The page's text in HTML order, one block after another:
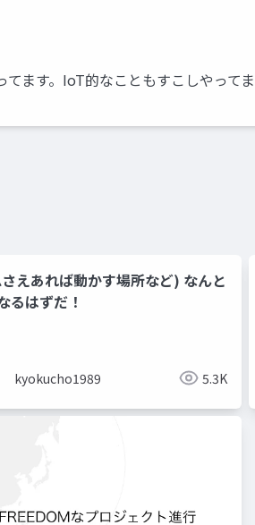
ます。IoT的なこともすこしやってま
えあれば動かす場所など) なんと
るはずだ！
kyokucho1989 5.3K